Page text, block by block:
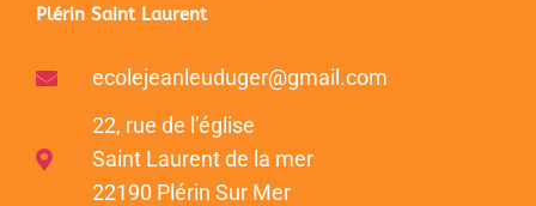
Plérin Saint Laurent
ecolejeanleuduger@gmail.com
22, rue de l’église
Saint Laurent de la mer
22190 Plérin Sur Mer